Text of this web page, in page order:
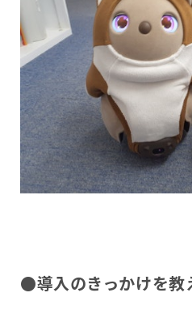
●導入のきっかけを教